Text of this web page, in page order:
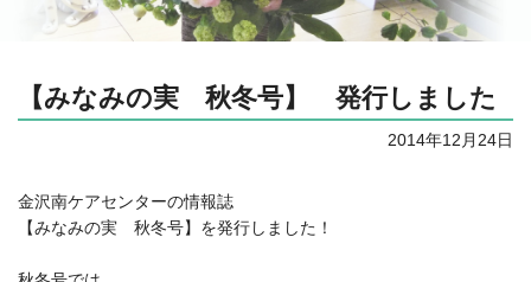
【みなみの実 秋冬号】 発行しました
2014年12月24日
金沢南ケアセンターの情報誌
【みなみの実 秋冬号】を発行しました！